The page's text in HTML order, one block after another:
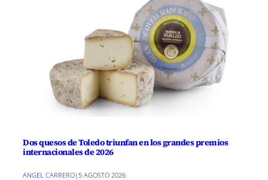
Dos quesos de Toledo triunfan en los grandes premios
internacionales de 2026
ANGEL CARRERO| 5 AGOSTO 2026